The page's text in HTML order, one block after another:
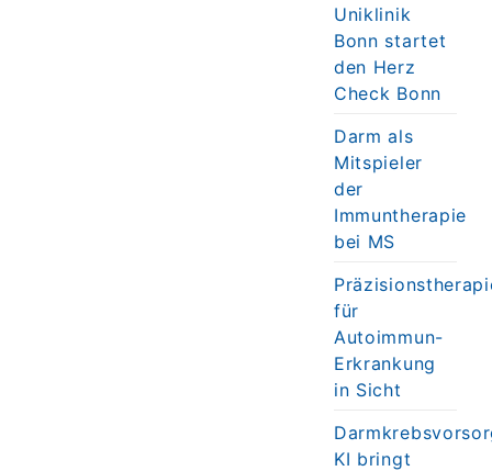
Uniklinik
Bonn startet
den Herz
Check Bonn
Darm als
Mitspieler
der
Immuntherapie
bei MS
für
Autoimmun-
Erkrankung
in Sicht
KI bringt